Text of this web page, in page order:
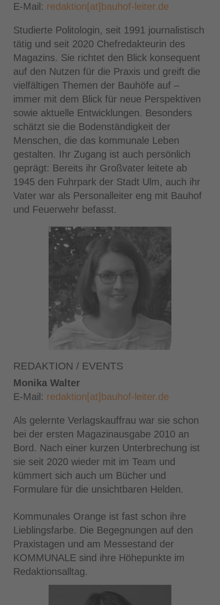
E-Mail: redaktion[at]bauhof-leiter.de
Studierte Politologin, seit 1991 journalistisch
tätig und seit 2020 Chefredakteurin des
Magazins. Sie richtet den Blick konsequent
auf den Nutzen für die Praxis und greift die
vielfältigen Themen der Bauhöfe auf –
immer mit dem Blick für neue Perspektiven
sowie aktuelle Entwicklungen. Besonders
schätzt sie die Bodenständigkeit der
Menschen, die das kommunale Leben
gestalten. Ihr Zugang ist auch persönlich
geprägt: Bereits ihr Großvater leitete ab
1945 den Fuhrpark der Stadt Ulm, auch ihr
Vater war als Personalleiter eng mit Bauhof
und Feuerwehr befasst.
REDAKTION / EVENTS
Monika Walter
E-Mail: redaktion[at]bauhof-leiter.de
Als gelernte Verlagskauffrau war sie schon
bei der ersten Magazinausgabe 2010 an
Bord. Nach einer kurzen Unterbrechung ist
sie seit 2020 wieder mit im Team und
kümmert sich auch um Bücher und
Formulare für die unsichtbaren Helden.
Kommunales Orange ist fast schon ihre
Lieblingsfarbe. Die Begegnungen auf den
Praxistagen und am Messestand der
KOMMUNALE sind ihre Höhepunkte im
Redaktionsalltag.